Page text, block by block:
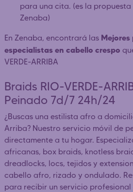
para una cita. (es la
Zenaba)
En Zenaba, encontrará las
especialistas en cabello crespo
VERDE-ARRIBA
Braids RIO-VERDE-
Peinado 7d/7 24h/24
¿Buscas una estilista afro a
Arriba? Nuestro servicio móvil de
directamente a tu hogar.
africanas, box braids, knotless
dreadlocks, locs, tejidos y
cabello afro, rizado y ondulado.
para recibir un servicio